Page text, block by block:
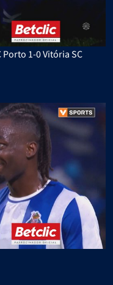
Porto 1-0 Vitória SC